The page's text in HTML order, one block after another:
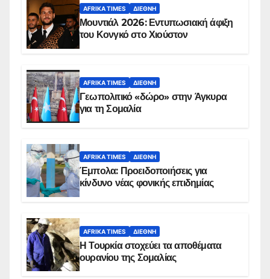
AFRIKA TIMES ΔΙΕΘΝΉ
Μουντιάλ 2026: Εντυπωσιακή άφιξη
του Κονγκό στο Χιούστον
AFRIKA TIMES ΔΙΕΘΝΉ
Γεωπολιτικό «δώρο» στην Άγκυρα
για τη Σομαλία
AFRIKA TIMES ΔΙΕΘΝΉ
Έμπολα: Προειδοποιήσεις για
κίνδυνο νέας φονικής επιδημίας
AFRIKA TIMES ΔΙΕΘΝΉ
Η Τουρκία στοχεύει τα αποθέματα
ουρανίου της Σομαλίας